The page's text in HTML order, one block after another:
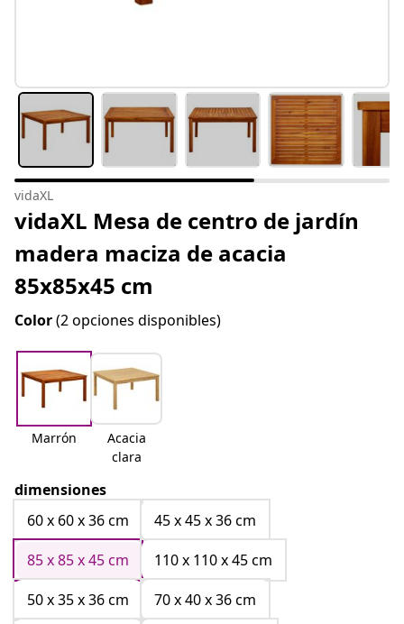
vidaXL
vidaXL Mesa de centro de jardín
madera maciza de acacia
85x85x45 cm
Color(2 opciones disponibles)
Marrón
Acacia
clara
dimensiones
60 x 60 x 36 cm
45 x 45 x 36 cm
85 x 85 x 45 cm
110 x 110 x 45 cm
50 x 35 x 36 cm
70 x 40 x 36 cm